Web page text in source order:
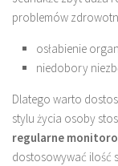
problemów
osłabienie
niedobory
Dlatego warto
stylu życia osoby
regularne
dostosowywać ilość